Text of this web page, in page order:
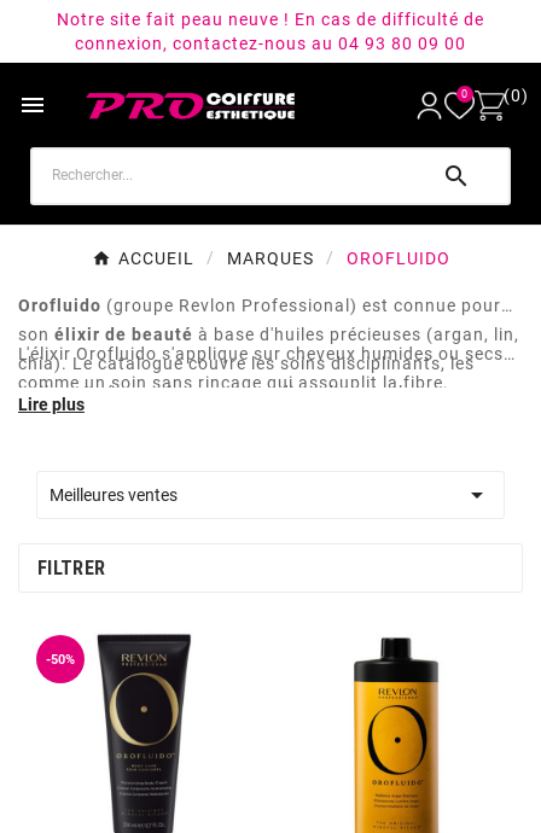
Notre site fait peau neuve ! En cas de difficulté de
connexion, contactez-nous au 04 93 80 09 00
 0 (0)

ACCUEIL MARQUES OROFLUIDO
Orofluido (groupe Revlon Professional) est connue pour
son élixir de beauté à base d'huiles précieuses (argan, lin,
chia). Le catalogue couvre les soins disciplinants, les
huiles et sérums, les masques disciplinants, les
L'élixir Orofluido s'applique sur cheveux humides ou secs
comme un soin sans rinçage qui assouplit la fibre,
intensifie la brillance et facilite le coiffage. Une marque
qui cherchent un soin de finition multi-usage.
Meilleures ventes 
FILTRER
-50%